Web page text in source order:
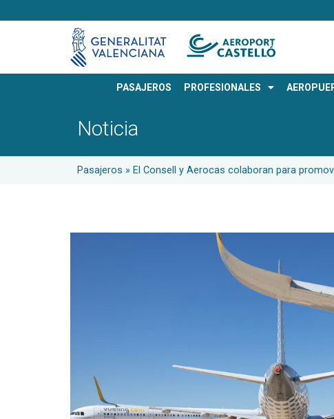
PASAJEROS PROFESIONALES
Noticia
Pasajeros » El Consell y Aerocas colaboran para